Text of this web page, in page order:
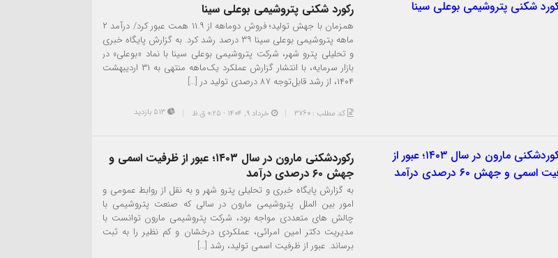
رکورد شکنی پتروشیمی بوعلی سینا
همزمان با جهش تولید؛ فروش دوماهه از ۱۱.۹ همت عبور کرد/ درآمد ۲
ماهه پتروشیمی‌ بوعلی سینا ۳۹ درصد رشد کرد. به گزارش پایگاه خبری
و تحلیلی پترو شهر، شرکت پتروشیمی بوعلی سینا با نماد «بوعلی» در
بازار سرمایه، با انتشار گزارش عملکرد یک‌ماهه منتهی به ۳۱ اردیبهشت
۱۴۰۴، از رشد قابل‌توجه ۸۷ درصدی تولید در […]
کد مطلب : 3760 خرداد ۹, ۱۴۰۴ - 0:25 ق.ظ
رکوردشکنی مارون در سال ۱۴۰۳؛ عبور از ظرفیت اسمی و
جهش ۶۰ درصدی درآمد
به گزارش پایگاه خبری و تحلیلی پترو شهر و به نقل از روابط عمومی و
امور بین الملل پتروشیمی مارون در سالی که صنعت پتروشیمی با
چالش های متعددی مواجه بود، شرکت پتروشیمی مارون توانست با
مدیریت دکتر امین امرائی، عملکردی درخشان و کم نظیر را به ثبت
برساند. عبور از ظرفیت اسمی تولید، رشد […]